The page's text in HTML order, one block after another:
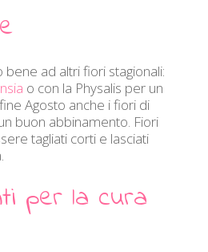
ad altri fiori stagionali:
o con la Physalis per un
Agosto anche i fiori di
buon abbinamento. Fiori
tagliati corti e lasciati
per la cura